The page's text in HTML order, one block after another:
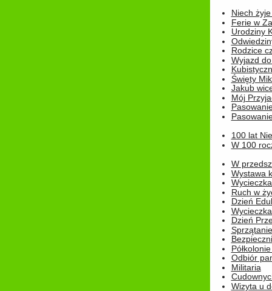
Niech
Ferie w
Urodziny
Rodzice
Wyjazd
Święty
Jakub
Mój
100 lat
W 100
W
Wystawa
Ruch w
Dzień
Dzień
Odbiór
Militaria
Wizyta u